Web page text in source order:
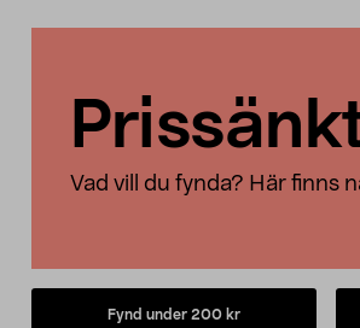
Vad vill du fynda? Här finns
Fynd under 200 kr